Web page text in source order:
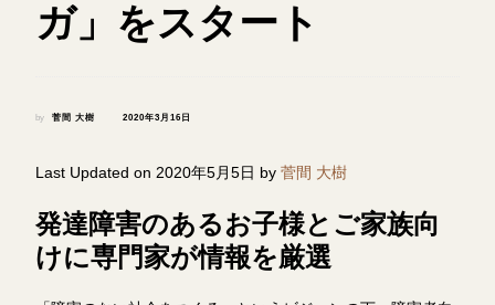
ガ」をスタート
by 菅間 大樹 2020年3月16日
Last Updated on 2020年5月5日 by 菅間 大樹
発達障害のあるお子様とご家族向
けに専門家が情報を厳選